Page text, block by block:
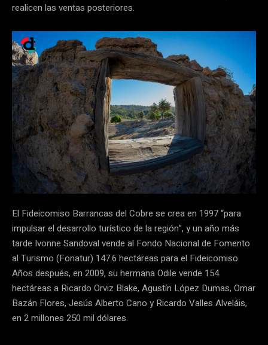
realicen las ventas posteriores.
El Fideicomiso Barrancas del Cobre se crea en 1997 “para
impulsar el desarrollo turístico de la región”, y un año más
tarde Ivonne Sandoval vende al Fondo Nacional de Fomento
al Turismo (Fonatur) 147.6 hectáreas para el Fideicomiso.
Años después, en 2009, su hermana Odile vende 154
hectáreas a Ricardo Orviz Blake, Agustín López Dumas, Omar
Bazán Flores, Jesús Alberto Cano y Ricardo Valles Alveláis,
en 2 millones 250 mil dólares.